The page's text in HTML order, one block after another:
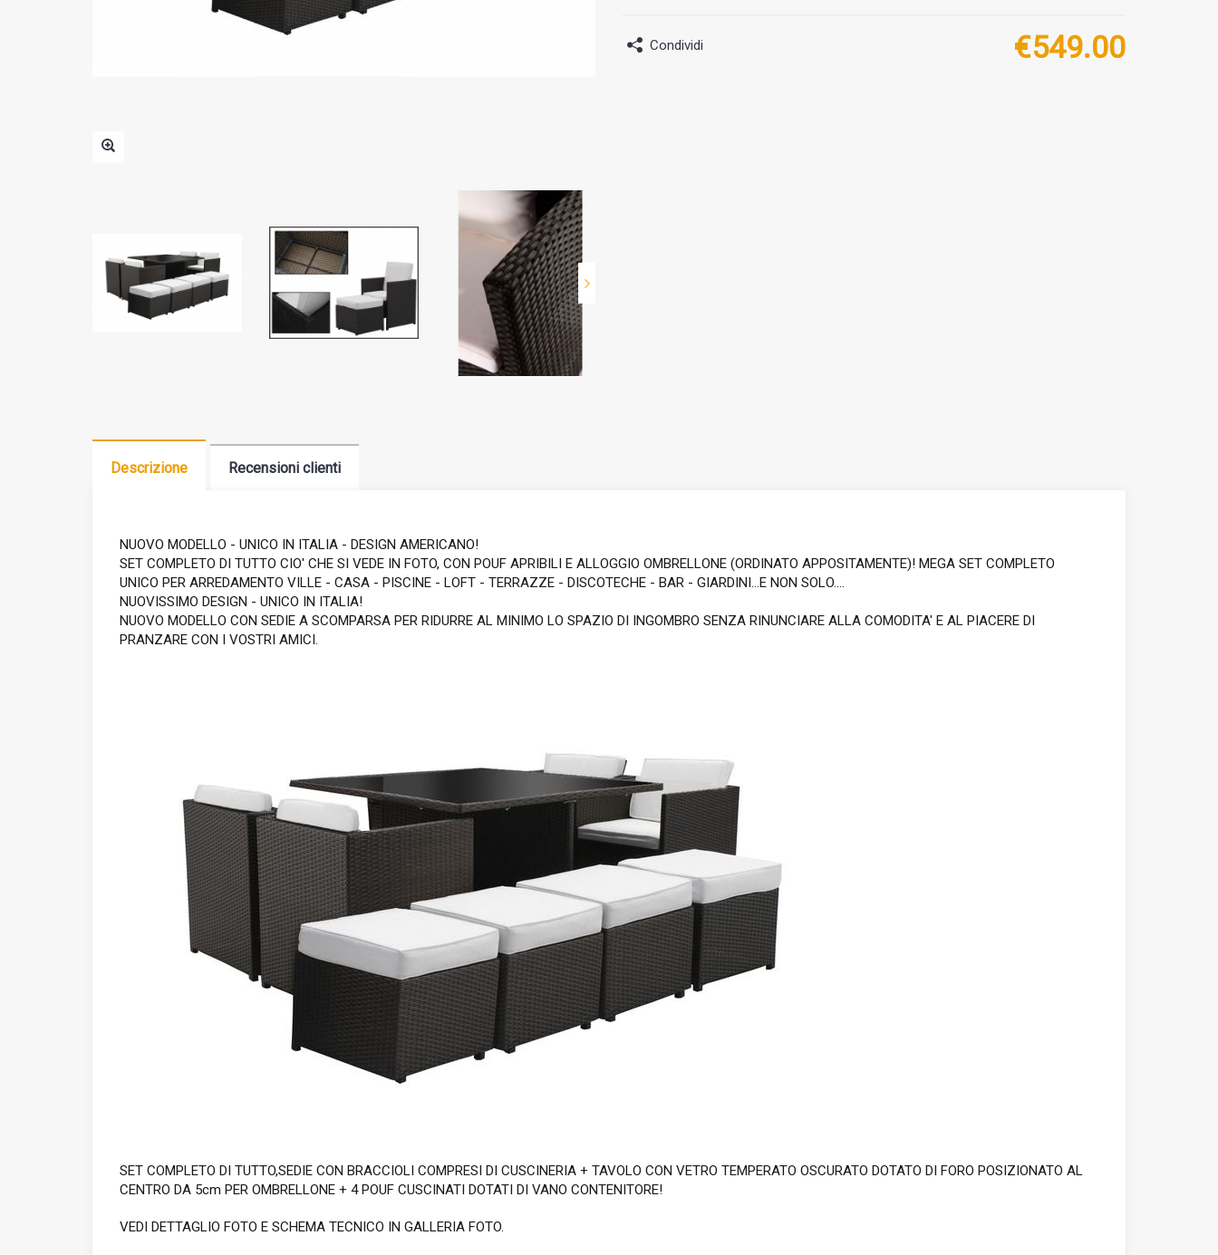
Condividi €549.00
Descrizione Recensioni clienti
NUOVO MODELLO - UNICO IN ITALIA - DESIGN AMERICANO!
SET COMPLETO DI TUTTO CIO' CHE SI VEDE IN FOTO, CON POUF APRIBILI E ALLOGGIO OMBRELLONE (ORDINATO APPOSITAMENTE)! MEGA SET COMPLETO
UNICO PER ARREDAMENTO VILLE - CASA - PISCINE - LOFT - TERRAZZE - DISCOTECHE - BAR - GIARDINI...E NON SOLO....
NUOVISSIMO DESIGN - UNICO IN ITALIA!
NUOVO MODELLO CON SEDIE A SCOMPARSA PER RIDURRE AL MINIMO LO SPAZIO DI INGOMBRO SENZA RINUNCIARE ALLA COMODITA' E AL PIACERE DI
PRANZARE CON I VOSTRI AMICI.
SET COMPLETO DI TUTTO,SEDIE CON BRACCIOLI COMPRESI DI CUSCINERIA + TAVOLO CON VETRO TEMPERATO OSCURATO DOTATO DI FORO POSIZIONATO AL
CENTRO DA 5cm PER OMBRELLONE + 4 POUF CUSCINATI DOTATI DI VANO CONTENITORE!
VEDI DETTAGLIO FOTO E SCHEMA TECNICO IN GALLERIA FOTO.